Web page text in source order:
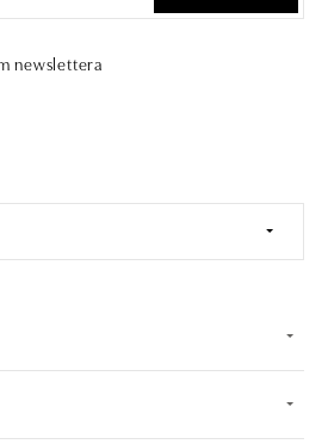
newslettera